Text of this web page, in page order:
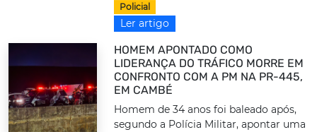
Policial
Ler artigo
HOMEM APONTADO COMO
LIDERANÇA DO TRÁFICO MORRE EM
CONFRONTO COM A PM NA PR-445,
EM CAMBÉ
Homem de 34 anos foi baleado após,
segundo a Polícia Militar, apontar uma